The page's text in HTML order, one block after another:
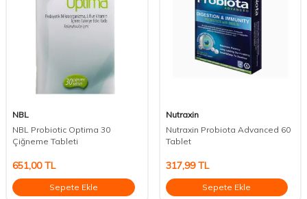
NBL
NBL Probiotic Optima 30
Çiğneme Tableti
651,00TL
Sepete Ekle
Nutraxin
Nutraxin Probiota Advanced 60
Tablet
317,99TL
Sepete Ekle